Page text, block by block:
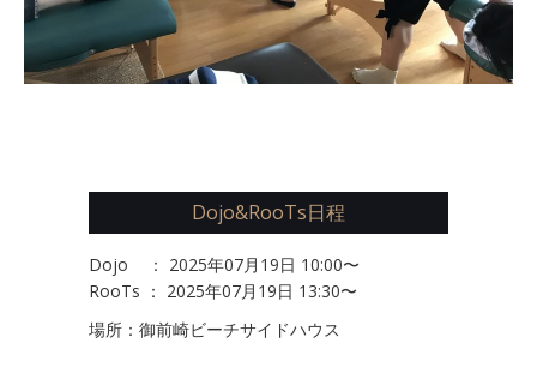
Dojo&RooTs日程
Dojo ： 2025年07月19日 10:00〜
RooTs ： 2025年07月19日 13:30〜
場所：御前崎ビーチサイドハウス